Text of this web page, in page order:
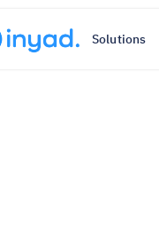
Solutions